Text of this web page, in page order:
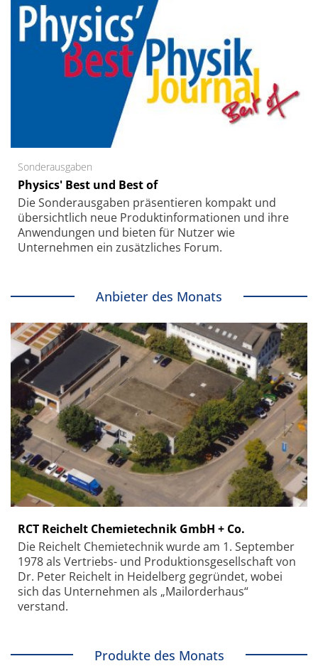
Sonderausgaben
Physics' Best und Best of
Die Sonder­ausgaben präsentieren kompakt und
übersichtlich neue Produkt­informationen und ihre
Anwendungen und bieten für Nutzer wie
Unternehmen ein zusätzliches Forum.
Anbieter des Monats
RCT Reichelt Chemietechnik GmbH + Co.
Die Reichelt Chemietechnik wurde am 1. September
1978 als Vertriebs- und Produktionsgesellschaft von
Dr. Peter Reichelt in Heidelberg gegründet, wobei
sich das Unternehmen als „Mailorderhaus“
verstand.
Produkte des Monats